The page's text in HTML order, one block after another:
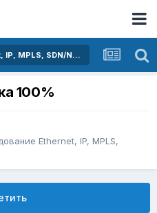
Активное оборудование Ethernet, IP, MPLS, SDN/NFV...
100%
Ethernet, IP, MPLS,